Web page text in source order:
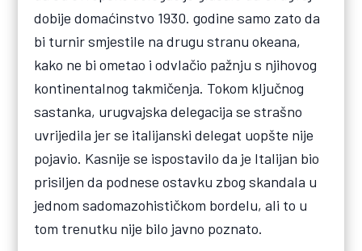
dobije domaćinstvo 1930. godine samo zato da
bi turnir smjestile na drugu stranu okeana,
kako ne bi ometao i odvlačio pažnju s njihovog
kontinentalnog takmičenja. Tokom ključnog
sastanka, urugvajska delegacija se strašno
uvrijedila jer se italijanski delegat uopšte nije
pojavio. Kasnije se ispostavilo da je Italijan bio
prisiljen da podnese ostavku zbog skandala u
jednom sadomazohističkom bordelu, ali to u
tom trenutku nije bilo javno poznato.